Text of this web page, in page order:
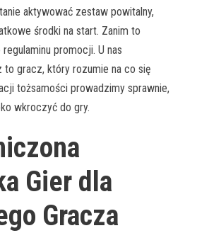
aktywować zestaw powitalny,
środki na start. Zanim to
promocji. U nas
to gracz, który rozumie na co się
tożsamości prowadzimy sprawnie,
wkroczyć do gry.
Gier dla
Gracza